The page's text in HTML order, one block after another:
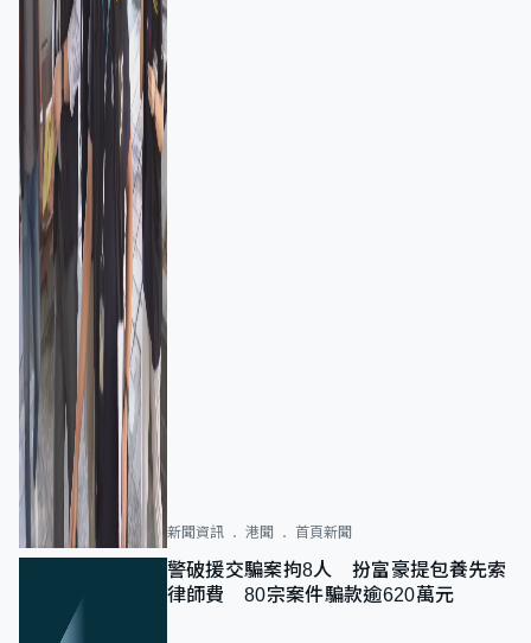
新聞資訊 港聞 首頁新聞
警破援交騙案拘8人 扮富豪提包養先索
律師費 80宗案件騙款逾620萬元